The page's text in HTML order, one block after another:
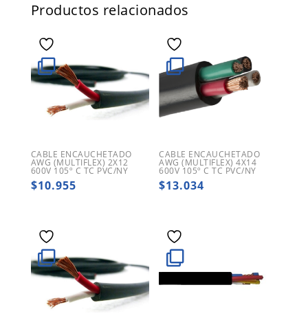
Productos relacionados
CABLE ENCAUCHETADO
AWG (MULTIFLEX) 2X12
600V 105º C TC PVC/NY
$10.955
CABLE ENCAUCHETADO
AWG (MULTIFLEX) 4X14
600V 105º C TC PVC/NY
$13.034